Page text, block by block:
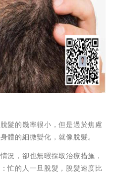
髮的幾率很小，但是過於焦慮
體的細微變化，就像脫髮。
況，卻也無暇採取治療措施，
忙的人一旦脫髮，脫髮速度比